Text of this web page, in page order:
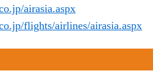
airasia.aspx
flights/airlines/airasia.aspx